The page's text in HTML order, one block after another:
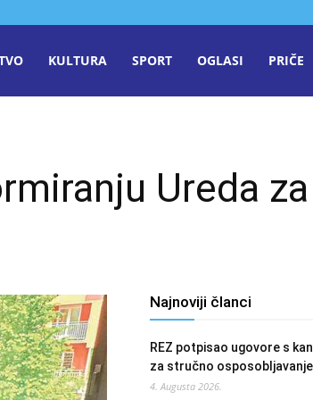
KULTURA SPORT OGLASI PRIČE
Ureda
Najnoviji članci
REZ potpisao ugovore s
za stručno osposobljavanje
4. Augusta 2026.